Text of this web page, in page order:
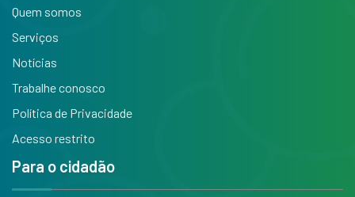
Quem somos
Serviços
Notícias
Trabalhe conosco
Política de Privacidade
Acesso restrito
Para o cidadão